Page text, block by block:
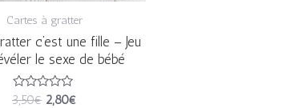
Cartes à gratter
c’est une fille – Jeu
le sexe de bébé
Note
3,50€ 2,80€